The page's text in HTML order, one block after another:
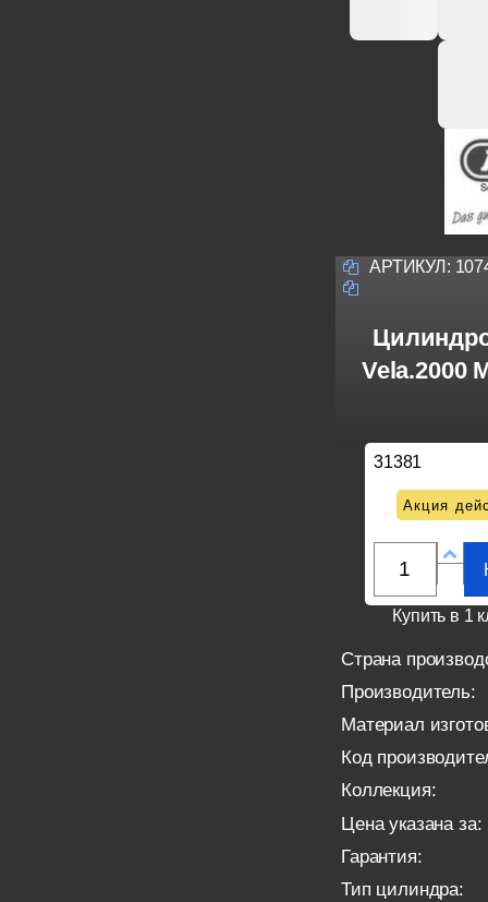
АРТИКУЛ:
Vela.2000
31381
Акция
Купить в 1
Страна
Производитель:
Материал
Код
Коллекция:
Цена указана за:
Гарантия:
Тип цилиндра: